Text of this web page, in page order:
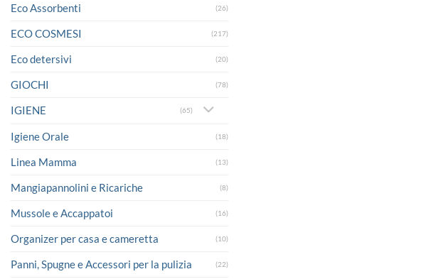
Eco Assorbenti (26)
ECO COSMESI (217)
Eco detersivi (20)
GIOCHI (78)
IGIENE (65)
Igiene Orale (18)
Linea Mamma (13)
Mangiapannolini e Ricariche (8)
Mussole e Accappatoi (16)
Organizer per casa e cameretta (10)
Panni, Spugne e Accessori per la pulizia (22)